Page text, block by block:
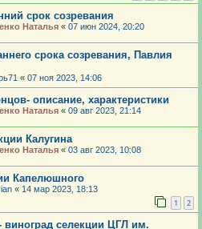
срок созревания
Наталья « 07 июн 2024, 20:20
срока созревания, Павлия
« 07 ноя 2023, 14:06
описание, характеристики
Наталья « 09 авг 2023, 21:14
Калугина
Наталья « 03 авг 2023, 10:08
Капелюшного
« 14 мар 2023, 18:13
1 2
виноград селекции ЦГЛ им.